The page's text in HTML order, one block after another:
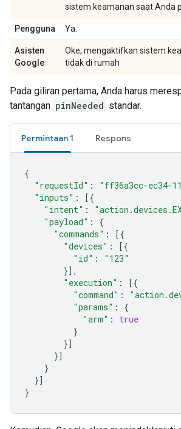
sistem keamanan saat Anda
Pengguna Ya.
Asisten
Google
Oke, mengaktifkan sistem
tidak di rumah
Pada giliran pertama, Anda harus
tantangan pinNeeded standar.
Permintaan 1 Respons
{
"requestId" :
"ff36a3cc-ec34-
"inputs" :
[{
"intent" :
"payload" :
{
"commands" :
[{
"devices" :
[{
"id" :
"123"
}],
"execution" :
[{
"command" :
"params" :
{
"arm" :
true
}
}]
}]
}
}]
}